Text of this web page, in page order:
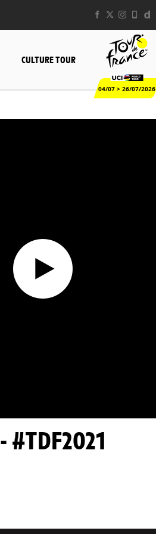
CULTURE TOUR
04/07 > 26/07/2026
- #TDF2021